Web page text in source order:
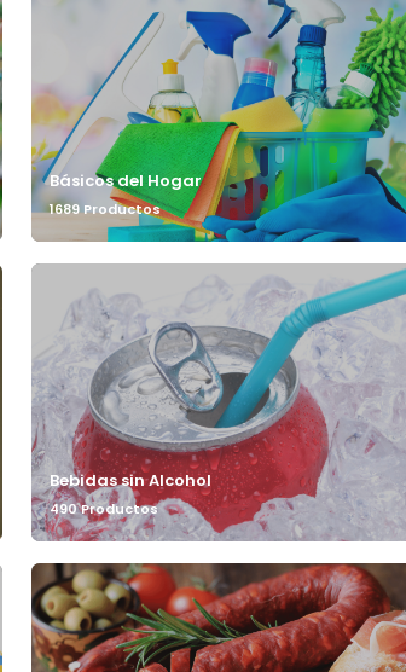
Básicos del Hogar
1689 Productos
Bebidas sin Alcohol
490 Productos